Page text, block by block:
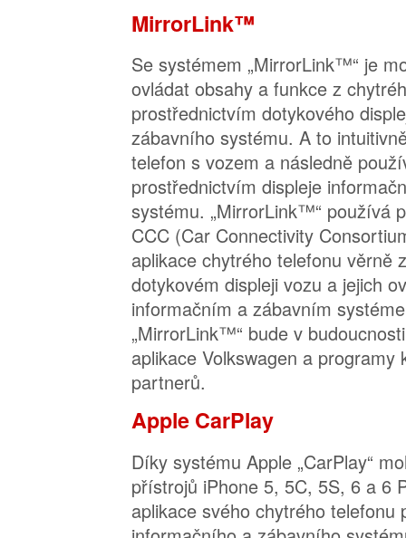
MirrorLink™
Se systémem „MirrorLink™“ je
ovládat obsahy a funkce z
prostřednictvím dotykového
zábavního systému. A to
telefon s vozem a následně
prostřednictvím displeje
systému. „MirrorLink™“ používá
CCC (Car Connectivity
aplikace chytrého telefonu věrně
dotykovém displeji vozu a jejich
informačním a zábavním
„MirrorLink™“ bude v
aplikace Volkswagen a programy
partnerů.
Apple CarPlay
Díky systému Apple „CarPlay“
přístrojů iPhone 5, 5C, 5S, 6 a 6
aplikace svého chytrého telefonu